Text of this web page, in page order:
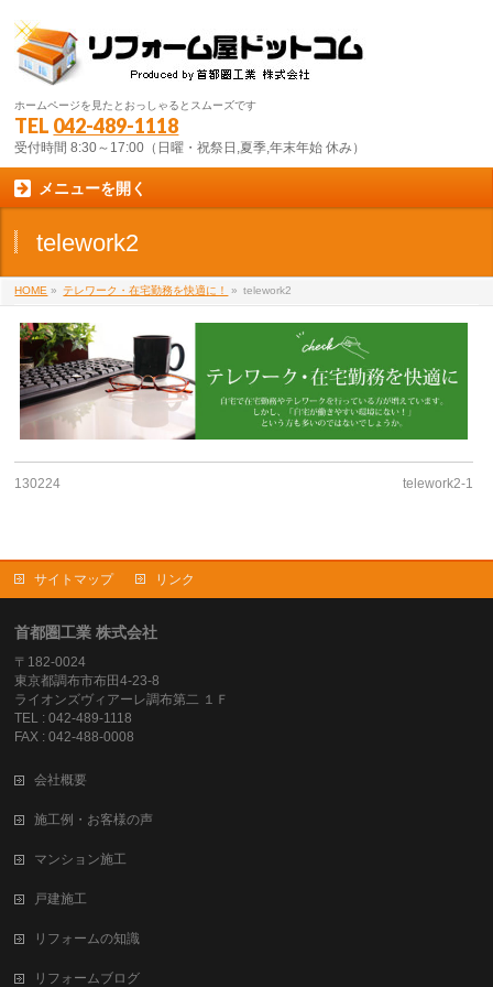
ホームページを見たとおっしゃるとスムーズです
TEL 042-489-1118
受付時間 8:30～17:00（日曜・祝祭日,夏季,年末年始 休み）
メニューを開く
telework2
HOME » テレワーク・在宅勤務を快適に！ » telework2
130224 telework2-1
サイトマップ リンク
首都圏工業 株式会社
〒182-0024
東京都調布市布田4-23-8
ライオンズヴィアーレ調布第二 １Ｆ
TEL : 042-489-1118
FAX : 042-488-0008
会社概要
施工例・お客様の声
マンション施工
戸建施工
リフォームの知識
リフォームブログ